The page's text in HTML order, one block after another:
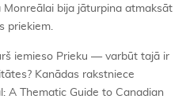
Monreālai bija jāturpina atmaksāt
priekiem.
iemieso Prieku — varbūt tajā ir
Kanādas rakstniece
A Thematic Guide to Canadian